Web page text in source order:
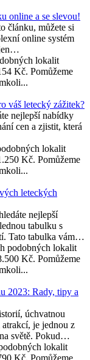
online a se slevou!
článku, můžete si
online systém
lokalit
Kč. Pomůžeme
váš letecký zážitek?
nejlepší nabídky
cen a zjistit, která
lokalit
Kč. Pomůžeme
leteckých
nejlepší
tabulku s
Tato tabulka vám…
podobných lokalit
Kč. Pomůžeme
2023: Rady, tipy a
úchvatnou
je jednou z
světě. Pokud…
lokalit
Kč. Pomůžeme